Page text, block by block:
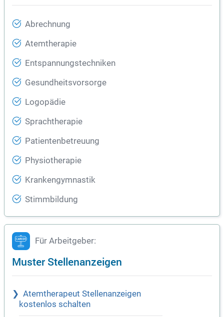
Abrechnung
Atemtherapie
Entspannungstechniken
Gesundheitsvorsorge
Logopädie
Sprachtherapie
Patientenbetreuung
Physiotherapie
Krankengymnastik
Stimmbildung
Für Arbeitgeber:
Muster Stellenanzeigen
Atemtherapeut Stellenanzeigen
kostenlos schalten